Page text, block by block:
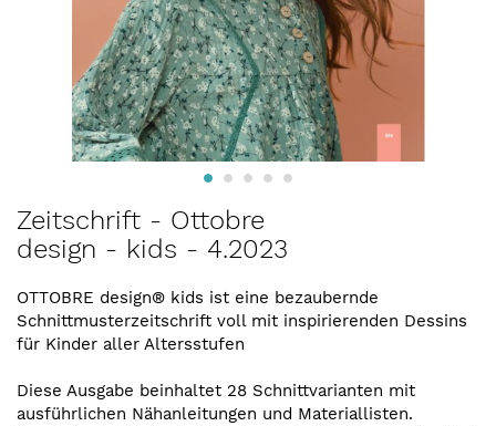
Anfang
der
springen
Zeitschrift - Ottobre
design - kids - 4.2023
OTTOBRE design® kids ist eine bezaubernde
Schnittmusterzeitschrift voll mit inspirierenden Dessins
für Kinder aller Altersstufen
Diese Ausgabe beinhaltet 28 Schnittvarianten mit
ausführlichen Nähanleitungen und Materiallisten.